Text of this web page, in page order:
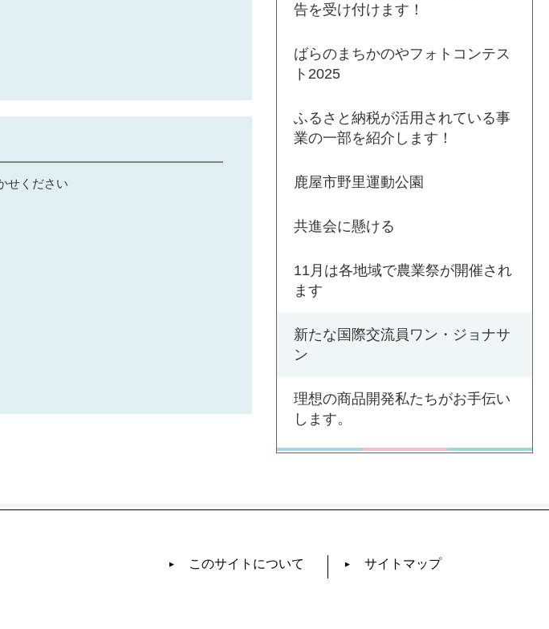
せください
告を受け付けます！
ばらのまちかのやフォトコンテス
ト2025
ふるさと納税が活用されている事
業の一部を紹介します！
鹿屋市野里運動公園
共進会に懸ける
11月は各地域で農業祭が開催され
ます
新たな国際交流員ワン・ジョナサ
ン
理想の商品開発私たちがお手伝い
します。
このサイトについて サイトマップ